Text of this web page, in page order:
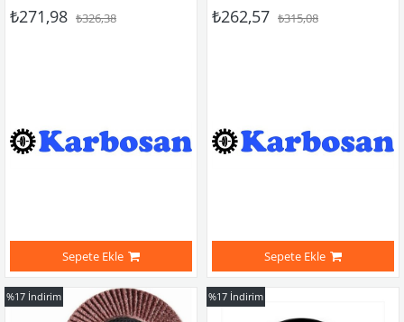
₺271,98 ₺326,38
Sepete Ekle
₺262,57 ₺315,08
Sepete Ekle
%17 İndirim %17 İndirim